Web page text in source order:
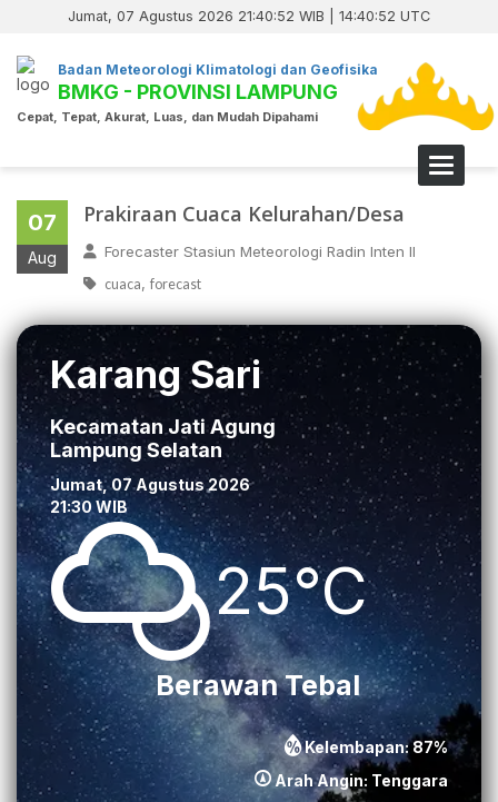
Jumat, 07 Agustus 2026 21:40:53 WIB | 14:40:53 UTC
Badan Meteorologi Klimatologi dan Geofisika
BMKG - PROVINSI LAMPUNG
Cepat, Tepat, Akurat, Luas, dan Mudah Dipahami
Toggle
07
Aug
Prakiraan Cuaca Kelurahan/Desa
Forecaster Stasiun Meteorologi Radin Inten II
cuaca, forecast
Karang Sari
Kecamatan Jati Agung
Lampung Selatan
Jumat, 07 Agustus 2026
21:30 WIB
25°C
Berawan Tebal
Kelembapan:87%
Arah Angin: Tenggara